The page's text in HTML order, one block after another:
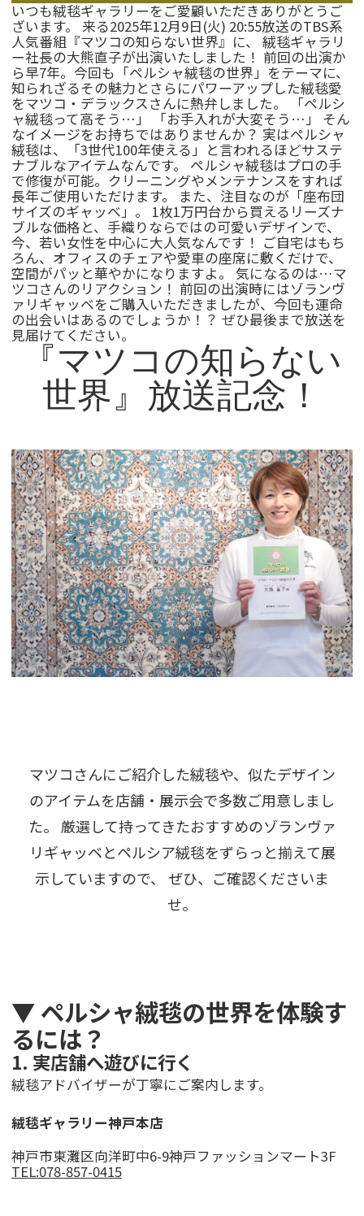
いつも絨毯ギャラリーをご愛顧いただきありがとうご
ざいます。 来る2025年12月9日(火) 20:55放送のTBS系
人気番組『マツコの知らない世界』に、 絨毯ギャラリ
ー社長の大熊直子が出演いたしました！ 前回の出演か
ら早7年。今回も「ペルシャ絨毯の世界」をテーマに、
知られざるその魅力とさらにパワーアップした絨毯愛
をマツコ・デラックスさんに熱弁しました。 「ペルシ
ャ絨毯って高そう…」 「お手入れが大変そう…」 そん
なイメージをお持ちではありませんか？ 実はペルシャ
絨毯は、「3世代100年使える」と言われるほどサステ
ナブルなアイテムなんです。 ペルシャ絨毯はプロの手
で修復が可能。クリーニングやメンテナンスをすれば
長年ご使用いただけます。 また、注目なのが「座布団
サイズのギャッベ」。 1枚1万円台から買えるリーズナ
ブルな価格と、手織りならではの可愛いデザインで、
今、若い女性を中心に大人気なんです！ ご自宅はもち
ろん、オフィスのチェアや愛車の座席に敷くだけで、
空間がパッと華やかになりますよ。 気になるのは…マ
ツコさんのリアクション！ 前回の出演時にはゾランヴ
ァリギャッベをご購入いただきましたが、今回も運命
の出会いはあるのでしょうか！？ ぜひ最後まで放送を
見届けてください。
『マツコの知らない
世界』放送記念！
マツコさんにご紹介した絨毯や、似たデザイン
のアイテムを店舗・展示会で多数ご用意しまし
た。 厳選して持ってきたおすすめのゾランヴァ
リギャッベとペルシア絨毯をずらっと揃えて展
示していますので、 ぜひ、ご確認くださいま
せ。
▼ ペルシャ絨毯の世界を体験す
るには？
1. 実店舗へ遊びに行く
絨毯アドバイザーが丁寧にご案内します。
絨毯ギャラリー神戸本店
神戸市東灘区向洋町中6-9神戸ファッションマート3F
TEL:078-857-0415